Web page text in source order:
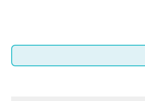
検
索